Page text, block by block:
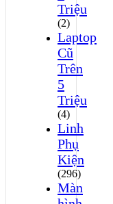
Triệu
(2)
Laptop
Cũ
Trên
5
Triệu
(4)
Linh
Phụ
Kiện
(296)
Màn